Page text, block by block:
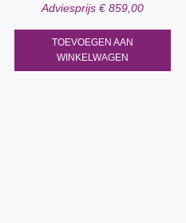
Adviesprijs €859,00
TOEVOEGEN AAN
WINKELWAGEN